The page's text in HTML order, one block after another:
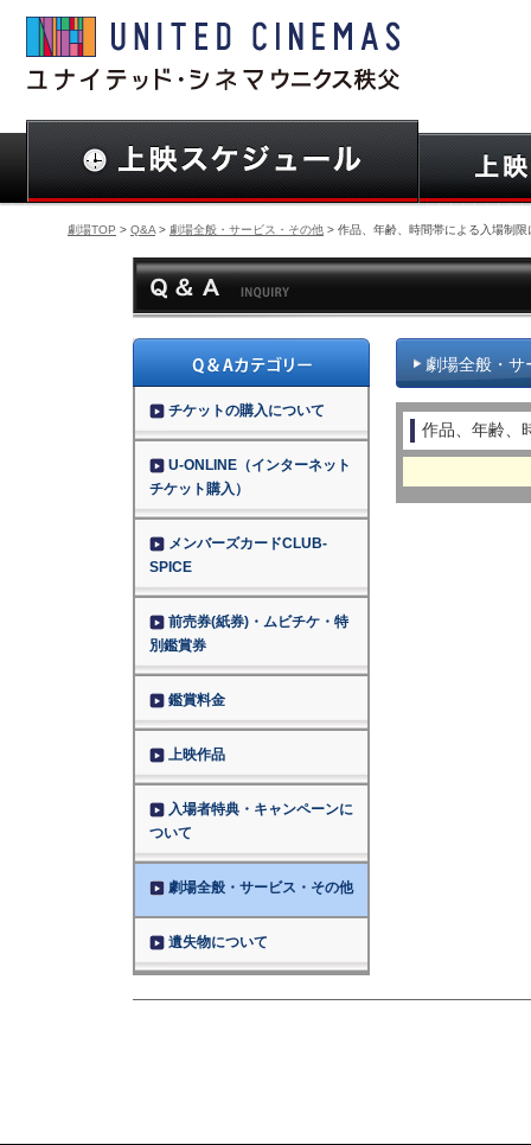
劇場TOP > Q&A > 劇場全般・サービス・その他 > 作品、年齢、時間帯による入場制限
劇場全般・サ
作品、年齢、
チケットの購入について
U-ONLINE（インターネット
チケット購入）
メンバーズカードCLUB-
SPICE
前売券(紙券)・ムビチケ・特
別鑑賞券
鑑賞料金
上映作品
入場者特典・キャンペーンに
ついて
劇場全般・サービス・その他
遺失物について